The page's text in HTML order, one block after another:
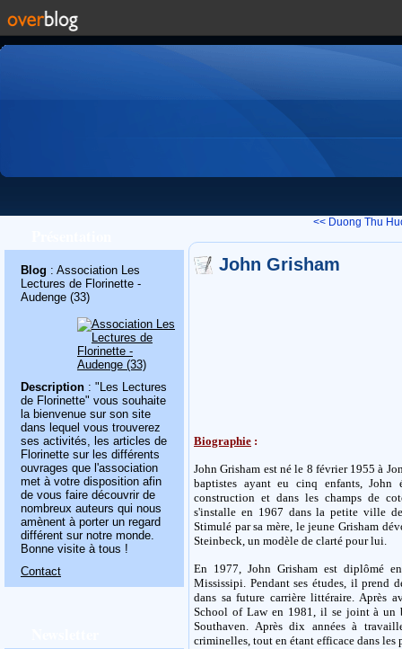
Blog : Association Les
Lectures de Florinette -
Audenge (33)
Description : "Les Lectures
de Florinette" vous souhaite
la bienvenue sur son site
dans lequel vous trouverez
ses activités, les articles de
Florinette sur les différents
ouvrages que l'association
met à votre disposition afin
de vous faire découvrir de
nombreux auteurs qui nous
amènent à porter un regard
différent sur notre monde.
Bonne visite à tous !
Contact
<< Duong Thu
John Grisham
Biographie :
John Grisham est né le 8 février 1955 à
baptistes ayant eu cinq enfants,
construction et dans les champs de
s'installe en 1967 dans la petite ville
Stimulé par sa mère, le jeune Grisham
Steinbeck, un modèle de clarté pour lui.
En 1977, John Grisham est diplômé
Mississipi. Pendant ses études, il prend
dans sa future carrière littéraire. Après
School of Law en 1981, il se joint à un
Southaven. Après dix années à
criminelles, tout en étant efficace dans les